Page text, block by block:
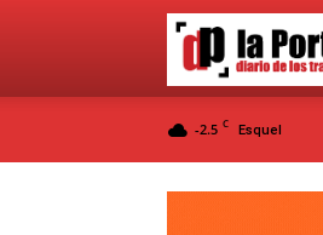
-2.5 C Esquel